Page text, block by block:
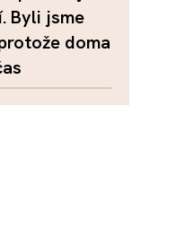
Byli jsme
doma